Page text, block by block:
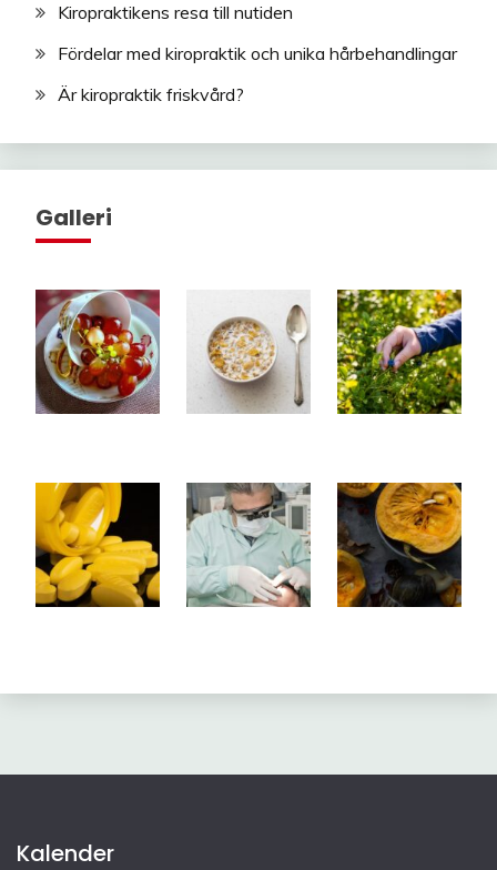
Kiropraktikens resa till nutiden
Fördelar med kiropraktik och unika hårbehandlingar
Är kiropraktik friskvård?
Galleri
Kalender